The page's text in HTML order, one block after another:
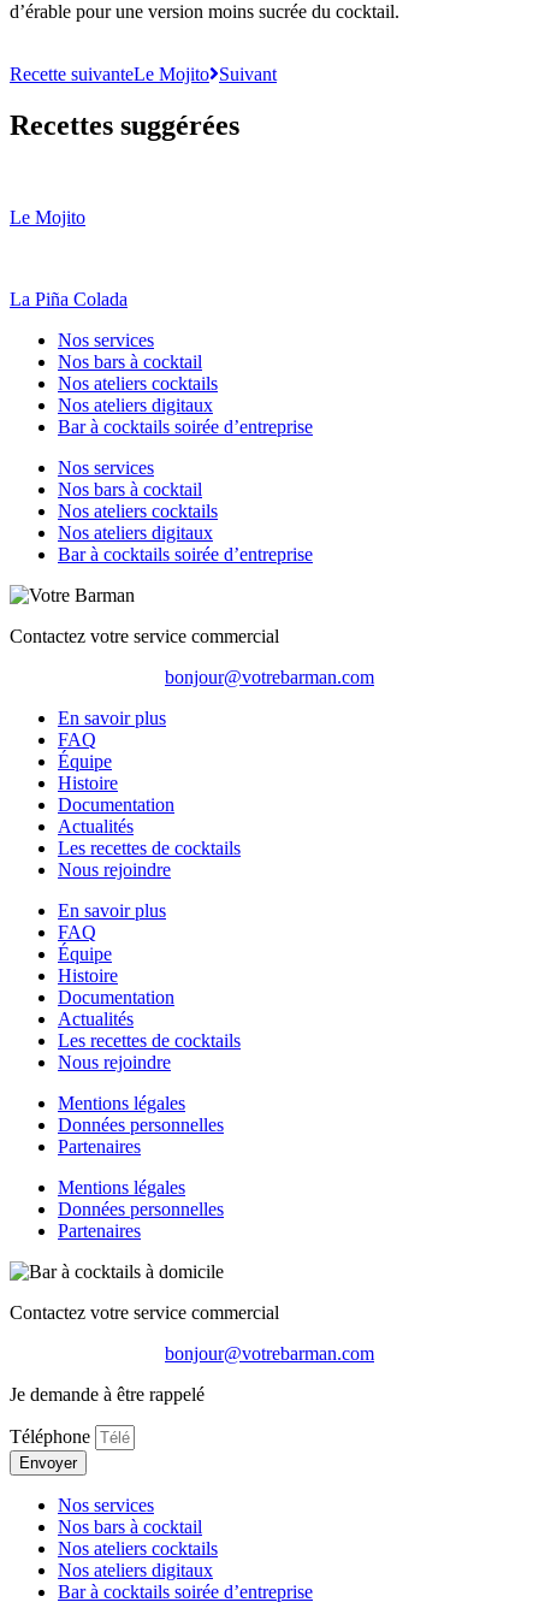
d’érable pour une version moins sucrée du cocktail.
Recette suivanteLe Mojito Suivant
Recettes suggérées
Le Mojito
La Piña Colada
Nos services
Nos bars à cocktail
Nos ateliers cocktails
Nos ateliers digitaux
Bar à cocktails soirée d’entreprise
Nos services
Nos bars à cocktail
Nos ateliers cocktails
Nos ateliers digitaux
Bar à cocktails soirée d’entreprise
Contactez votre service commercial
bonjour@votrebarman.com
En savoir plus
FAQ
Équipe
Histoire
Documentation
Actualités
Les recettes de cocktails
Nous rejoindre
En savoir plus
FAQ
Équipe
Histoire
Documentation
Actualités
Les recettes de cocktails
Nous rejoindre
Mentions légales
Données personnelles
Partenaires
Mentions légales
Données personnelles
Partenaires
Contactez votre service commercial
bonjour@votrebarman.com
Je demande à être rappelé
Téléphone
Envoyer
Nos services
Nos bars à cocktail
Nos ateliers cocktails
Nos ateliers digitaux
Bar à cocktails soirée d’entreprise